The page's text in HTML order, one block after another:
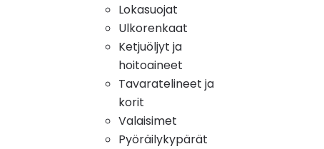
Lokasuojat
Ulkorenkaat
Ketjuöljyt ja
hoitoaineet
Tavaratelineet ja
korit
Valaisimet
Pyöräilykypärät